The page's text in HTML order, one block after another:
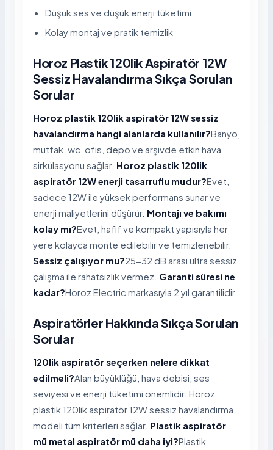
Düşük ses ve düşük enerji tüketimi
Kolay montaj ve pratik temizlik
Horoz Plastik 120lik Aspiratör 12W
Sessiz Havalandırma Sıkça Sorulan
Sorular
Horoz plastik 120lik aspiratör 12W sessiz
havalandırma hangi alanlarda kullanılır?Banyo,
mutfak, wc, ofis, depo ve arşivde etkin hava
sirkülasyonu sağlar. Horoz plastik 120lik
aspiratör 12W enerji tasarruflu mudur?Evet,
sadece 12W ile yüksek performans sunar ve
enerji maliyetlerini düşürür. Montajı ve bakımı
kolay mı?Evet, hafif ve kompakt yapısıyla her
yere kolayca monte edilebilir ve temizlenebilir.
Sessiz çalışıyor mu?25-32 dB arası ultra sessiz
çalışma ile rahatsızlık vermez. Garanti süresi ne
kadar?Horoz Electric markasıyla 2 yıl garantilidir.
Aspiratörler Hakkında Sıkça Sorulan
Sorular
120lik aspiratör seçerken nelere dikkat
edilmeli?Alan büyüklüğü, hava debisi, ses
seviyesi ve enerji tüketimi önemlidir. Horoz
plastik 120lik aspiratör 12W sessiz havalandırma
modeli tüm kriterleri sağlar. Plastik aspiratör
mü metal aspiratör mü daha iyi?Plastik